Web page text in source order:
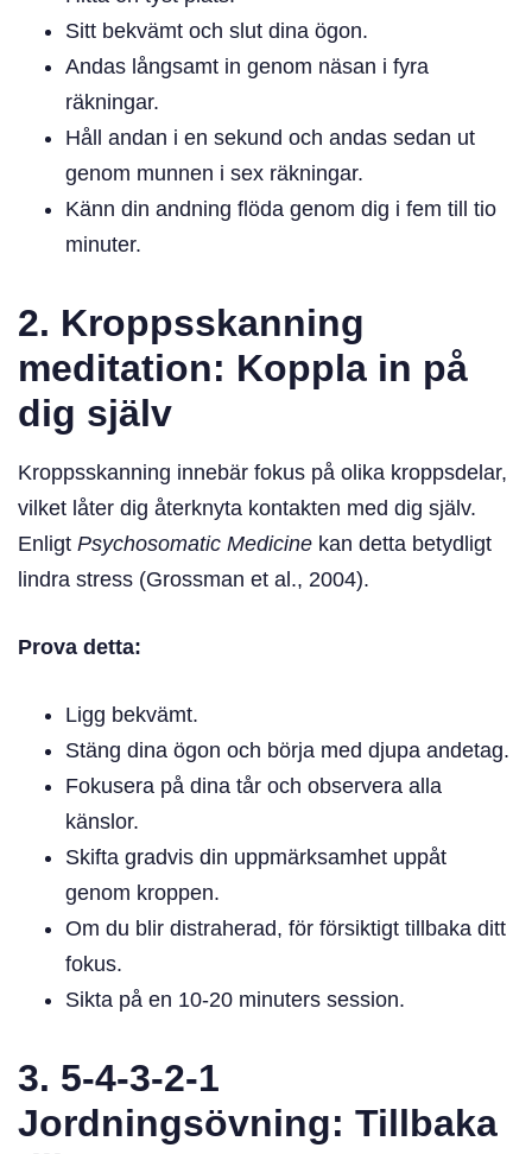
Sitt bekvämt och slut dina ögon.
Andas långsamt in genom näsan i fyra
räkningar.
Håll andan i en sekund och andas sedan ut
genom munnen i sex räkningar.
Känn din andning flöda genom dig i fem till tio
minuter.
2. Kroppsskanning
meditation: Koppla in på
dig själv
Kroppsskanning innebär fokus på olika kroppsdelar,
vilket låter dig återknyta kontakten med dig själv.
Enligt Psychosomatic Medicine kan detta betydligt
lindra stress (Grossman et al., 2004).
Prova detta:
Ligg bekvämt.
Stäng dina ögon och börja med djupa andetag.
Fokusera på dina tår och observera alla
känslor.
Skifta gradvis din uppmärksamhet uppåt
genom kroppen.
Om du blir distraherad, för försiktigt tillbaka ditt
fokus.
Sikta på en 10-20 minuters session.
3. 5-4-3-2-1
Jordningsövning: Tillbaka